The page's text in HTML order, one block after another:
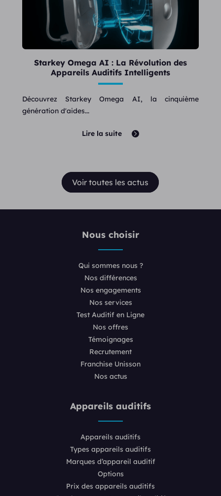
Starkey Omega AI : La Révolution des
Appareils Auditifs Intelligents
Découvrez Starkey Omega AI, la cinquième
génération d'aides...
Lire la suite
Voir toutes les actus
Nous choisir
Qui sommes nous ?
Nos différences
Nos engagements
Nos services
Test Auditif en Ligne
Nos offres
Témoignages
Recrutement
Franchise Unisson
Nos actus
Appareils auditifs
Appareils auditifs
Types appareils auditifs
Marques d’appareil auditif
Options
Prix des appareils auditifs